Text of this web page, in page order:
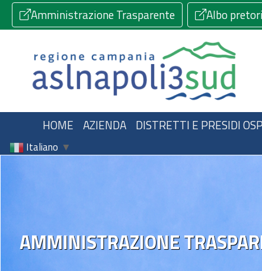
Amministrazione Trasparente Albo
HOME AZIENDA DISTRETTI E PRESIDI
Italiano ▼
AMMINISTRAZIONE